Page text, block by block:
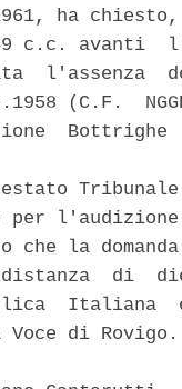
ha
c.c. avanti
l'assenza
(C.F.
per
che la
distanza  di
Italiana
Voce di Rovigo.